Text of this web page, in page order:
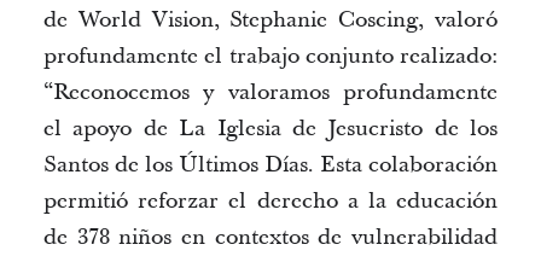
de World Vision, Stephanie Coscing, valoró
profundamente el trabajo conjunto realizado:
“Reconocemos y valoramos profundamente
el apoyo de La Iglesia de Jesucristo de los
Santos de los Últimos Días. Esta colaboración
permitió reforzar el derecho a la educación
de 378niños en contextos de vulnerabilidad